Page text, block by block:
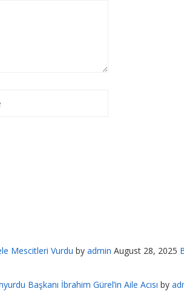
Mescitleri Vurdu by admin August 28, 2025
Başkanı İbrahim Gürel’in Aile Acısı by